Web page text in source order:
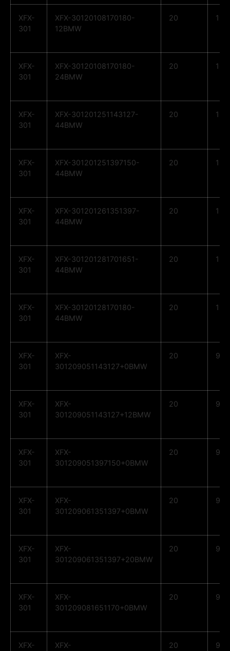
XFX-
301
XFX-30120108170180-
12BMW
20 10
XFX-
301
XFX-30120108170180-
24BMW
20 10
XFX-
301
XFX-301201251143127-
44BMW
20 12
XFX-
301
XFX-301201251397150-
44BMW
20 12
XFX-
301
XFX-301201261351397-
44BMW
20 12
XFX-
301
XFX-301201281701651-
44BMW
20 12
XFX-
301
XFX-30120128170180-
44BMW
20 12
XFX-
301
XFX-
301209051143127+0BMW
20 9
XFX-
301
XFX-
301209051143127+12BMW
20 9
XFX-
301
XFX-
301209051397150+0BMW
20 9
XFX-
301
XFX-
301209061351397+0BMW
20 9
XFX-
301
XFX-
301209061351397+20BMW
20 9
XFX-
301
XFX-
301209081651170+0BMW
20 9
XFX-
XFX-
20 9